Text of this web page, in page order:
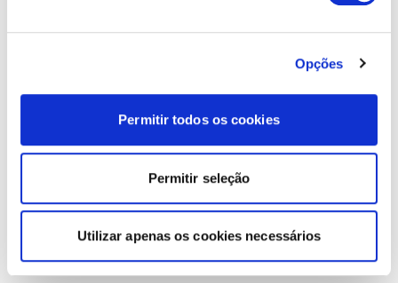
Opções
Permitir todos os cookies
Permitir seleção
Utilizar apenas os cookies necessários